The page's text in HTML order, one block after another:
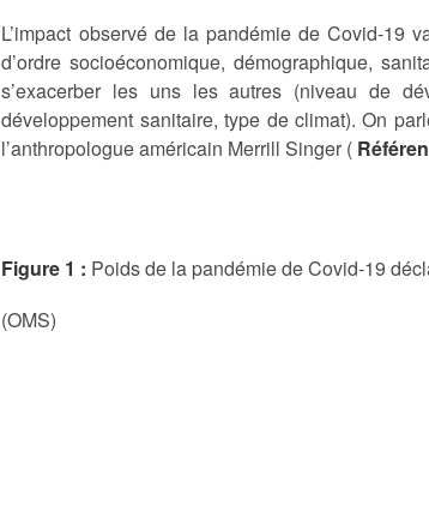
L’impact observé de la pandémie de Covid-19
d’ordre socioéconomique, démographique,
s’exacerber les uns les autres (niveau de
développement sanitaire, type de climat). On
l’anthropologue américain Merrill Singer (
Figure 1 : Poids de la pandémie de Covid-19
(OMS)